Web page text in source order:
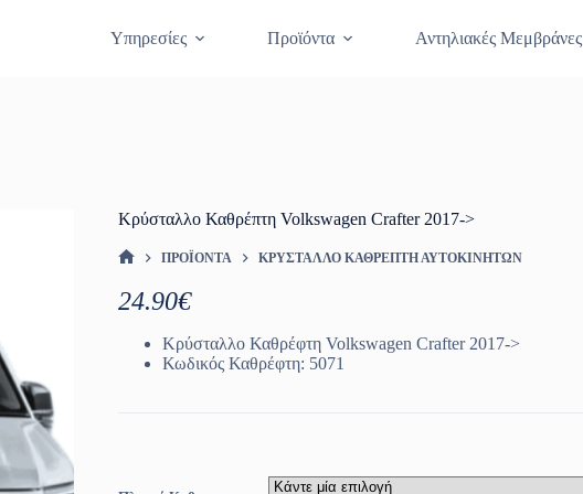
Υπηρεσίες Προϊόντα Αντηλιακές Μεμβράνες
Κρύσταλλο Καθρέπτη Volkswagen Crafter 2017->
ΠΡΟΪΌΝΤΑ ΚΡΎΣΤΑΛΛΟ ΚΑΘΡΈΠΤΗ ΑΥΤΟΚΙΝΗΤΩΝ
24.90€
Κρύσταλλο Καθρέφτη Volkswagen Crafter 2017->
Κωδικός Καθρέφτη: 5071